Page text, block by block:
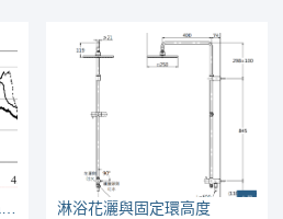
淋浴花灑與固定環高度